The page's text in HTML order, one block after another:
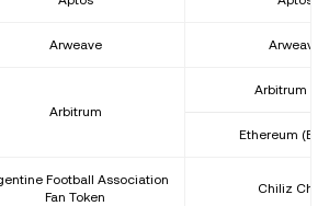
Arweave Arweave
Arbitrum
Arbitrum
Ethereum
Football Association
Fan Token
Chiliz